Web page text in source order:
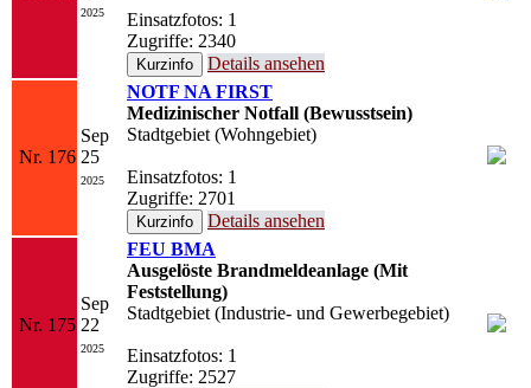
2025
Einsatzfotos: 1
Zugriffe: 2340
Details ansehen
Nr. 176
Sep
25
2025
NOTF NA FIRST
Medizinischer Notfall (Bewusstsein)
Stadtgebiet (Wohngebiet)
Einsatzfotos: 1
Zugriffe: 2701
Details ansehen
Nr. 175
Sep
22
2025
FEU BMA
Ausgelöste Brandmeldeanlage (Mit
Feststellung)
Stadtgebiet (Industrie- und Gewerbegebiet)
Einsatzfotos: 1
Zugriffe: 2527